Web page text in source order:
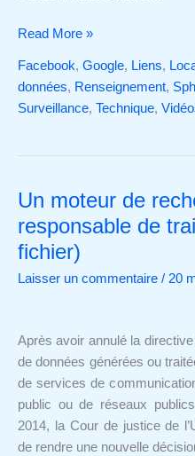
Read More »
Facebook, Google, Liens,
données, Renseignement,
Surveillance, Technique,
Un moteur de
responsable de
fichier)
Laisser un commentaire / 20
Après avoir annulé la
de données générées ou
de services de
public ou de réseaux
2014, la Cour de justice de
de rendre une nouvelle
moteur
recherche
est
de
traitement
(maître
de
fichier)